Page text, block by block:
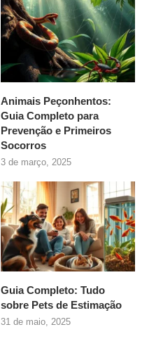
Animais Peçonhentos:
Guia Completo para
Prevenção e Primeiros
Socorros
3 de março, 2025
Guia Completo: Tudo
sobre Pets de Estimação
31 de maio, 2025